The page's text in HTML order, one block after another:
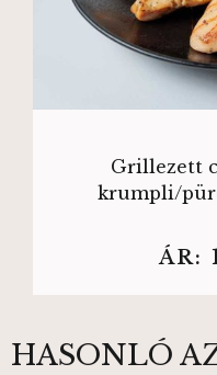
Grillezett
krumpli/
ÁR:
HASONLÓ